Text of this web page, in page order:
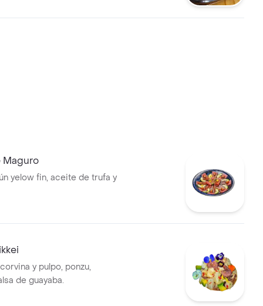
Maguro
yelow fin, aceite de trufa y
y pulpo, ponzu,
de guayaba.